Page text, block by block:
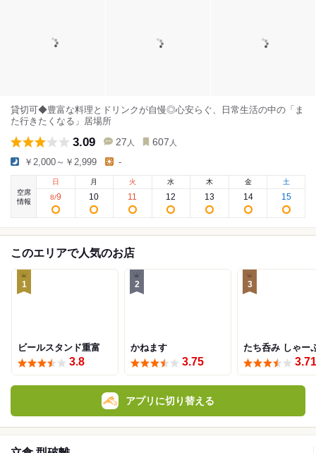
貸切可◆豊富な料理とドリンクが自慢◎心安らぐ、日常生活の中の「ま
た行きたくなる」居場所
3.09 27 人 607 人
￥2,000～￥2,999 -
空席
情報
日
8/9
月
10
火
11
水
12
木
13
金
14
土
15
このエリアで人気のお店
1
ビールスタンド重富
3.8
2
かねます
3.75
3
たち呑み しゃー
3.71
アプリに切り替える